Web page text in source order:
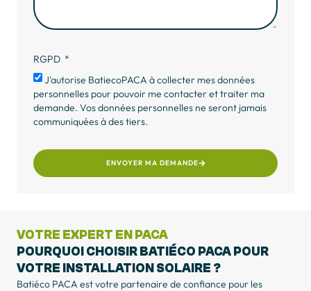
RGPD
J'autorise BatiecoPACA à collecter mes données
personnelles pour pouvoir me contacter et traiter ma
demande. Vos données personnelles ne seront jamais
communiquées à des tiers.
ENVOYER MA DEMANDE
VOTRE EXPERT EN PACA
POURQUOI CHOISIR BATIÉCO PACA POUR
VOTRE INSTALLATION SOLAIRE ?
Batiéco PACA est votre partenaire de confiance pour les